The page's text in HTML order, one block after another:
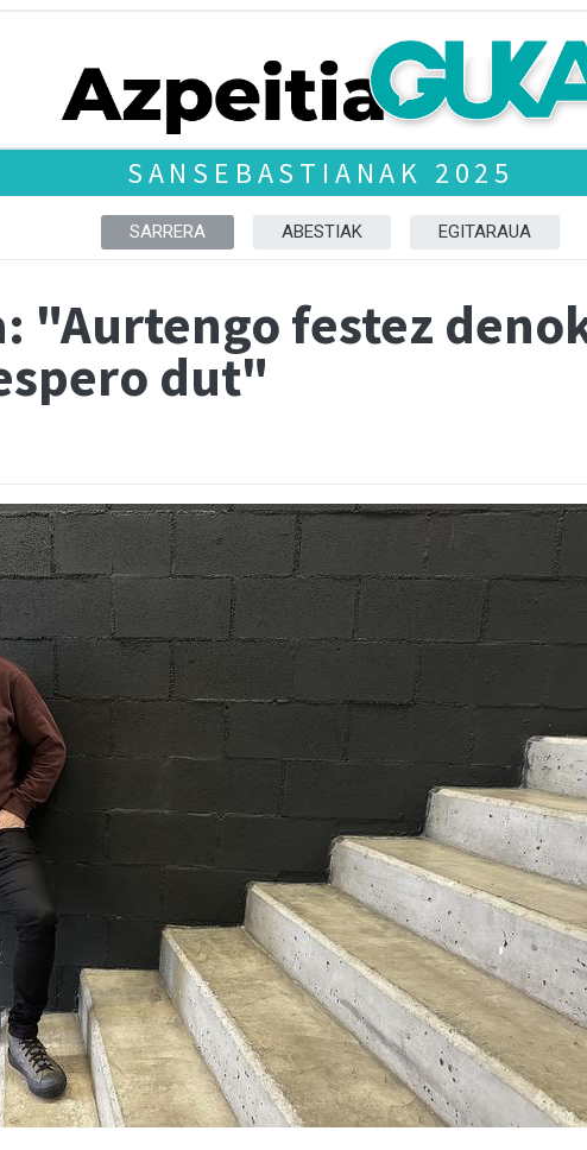
SANSEBASTIANAK 2025
SARRERA ABESTIAK EGITARAUA
"Aurtengo festez
dut"